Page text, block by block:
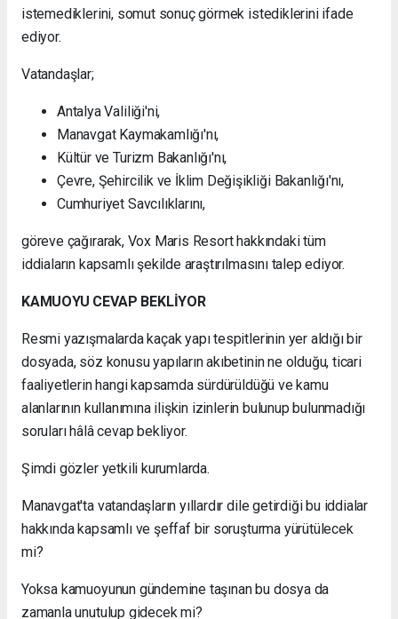
istemediklerini, somut sonuç görmek istediklerini ifade
ediyor.
Vatandaşlar;
Antalya Valiliği'ni,
Manavgat Kaymakamlığı'nı,
Kültür ve Turizm Bakanlığı'nı,
Çevre, Şehircilik ve İklim Değişikliği Bakanlığı'nı,
Cumhuriyet Savcılıklarını,
göreve çağırarak, Vox Maris Resort hakkındaki tüm
iddiaların kapsamlı şekilde araştırılmasını talep ediyor.
KAMUOYU CEVAP BEKLİYOR
Resmi yazışmalarda kaçak yapı tespitlerinin yer aldığı bir
dosyada, söz konusu yapıların akıbetinin ne olduğu, ticari
faaliyetlerin hangi kapsamda sürdürüldüğü ve kamu
alanlarının kullanımına ilişkin izinlerin bulunup bulunmadığı
soruları hâlâ cevap bekliyor.
Şimdi gözler yetkili kurumlarda.
Manavgat'ta vatandaşların yıllardır dile getirdiği bu iddialar
hakkında kapsamlı ve şeffaf bir soruşturma yürütülecek
mi?
Yoksa kamuoyunun gündemine taşınan bu dosya da
zamanla unutulup gidecek mi?